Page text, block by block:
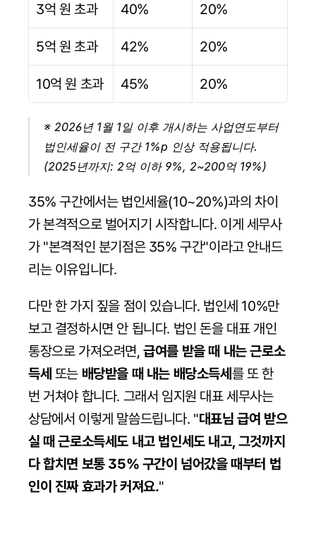
3억 원 초과 40% 20%
5억 원 초과 42% 20%
10억 원 초과 45% 20%
※ 2026년 1월 1일 이후 개시하는 사업연도부터
법인세율이 전 구간 1%p 인상 적용됩니다.
(2025년까지: 2억 이하 9%, 2~200억 19%)
35% 구간에서는 법인세율(10~20%)과의 차이
가 본격적으로 벌어지기 시작합니다. 이게 세무사
가 "본격적인 분기점은 35% 구간"이라고 안내드
리는 이유입니다.
다만 한 가지 짚을 점이 있습니다. 법인세 10%만
보고 결정하시면 안 됩니다. 법인 돈을 대표 개인
통장으로 가져오려면, 급여를 받을 때 내는 근로소
득세 또는 배당받을 때 내는 배당소득세 를 또 한
번 거쳐야 합니다. 그래서 임지원 대표 세무사는
상담에서 이렇게 말씀드립니다. "대표님 급여 받으
실 때 근로소득세도 내고 법인세도 내고, 그것까지
다 합치면 보통 35% 구간이 넘어갔을 때부터 법
인이 진짜 효과가 커져요."